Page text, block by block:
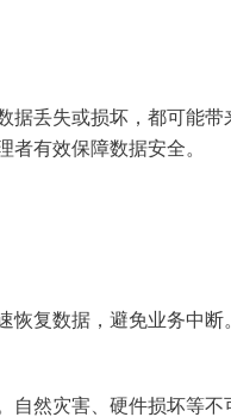
丢失或损坏，都可能带
有效保障数据安全。
复数据，避免业务中断
自然灾害、硬件损坏等不